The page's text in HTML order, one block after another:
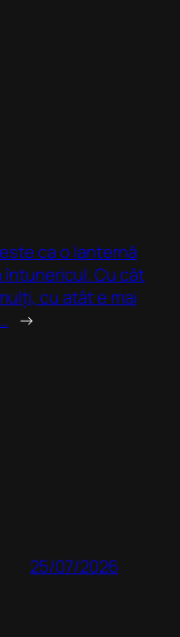
ca o lanternă
întunericul. Cu cât
cu atât e mai
→
25/07/2026